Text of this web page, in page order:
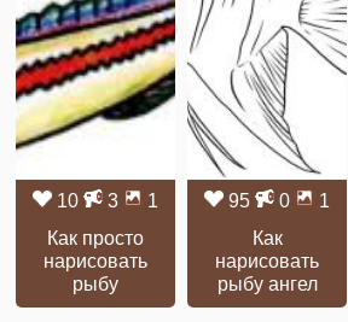
10 3
1
Как просто
нарисовать
рыбу
95 0
1
Как
нарисовать
рыбу ангел